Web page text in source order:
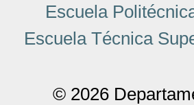
Escuela
Escuela Técnica
© 2026